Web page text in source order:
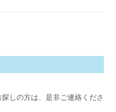
しの方は、是非ご連絡くださ